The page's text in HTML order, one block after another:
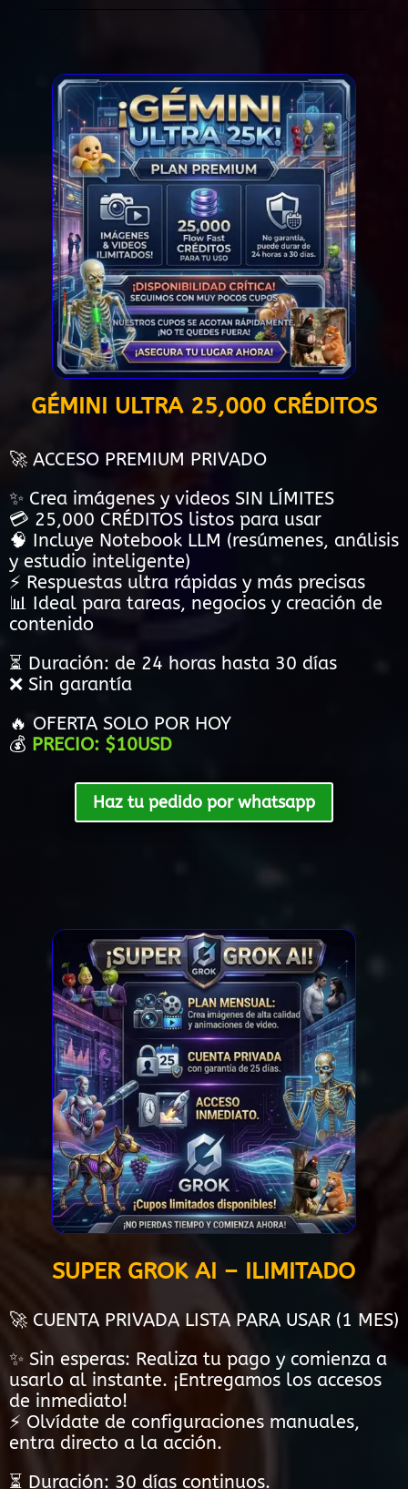
GÉMINI ULTRA 25,000 CRÉDITOS
🚀 ACCESO PREMIUM PRIVADO
✨ Crea imágenes y videos SIN LÍMITES
💳 25,000 CRÉDITOS listos para usar
🧠 Incluye Notebook LLM (resúmenes, análisis
y estudio inteligente)
⚡ Respuestas ultra rápidas y más precisas
📊 Ideal para tareas, negocios y creación de
contenido
⏳ Duración: de 24 horas hasta 30 días
❌ Sin garantía
🔥 OFERTA SOLO POR HOY
💰 PRECIO: $10USD
Haz tu pedido por whatsapp
SUPER GROK AI – ILIMITADO
🚀 CUENTA PRIVADA LISTA PARA USAR (1 MES)
✨ Sin esperas: Realiza tu pago y comienza a
usarlo al instante. ¡Entregamos los accesos
de inmediato!
⚡ Olvídate de configuraciones manuales,
entra directo a la acción.
⏳ Duración: 30 días continuos.